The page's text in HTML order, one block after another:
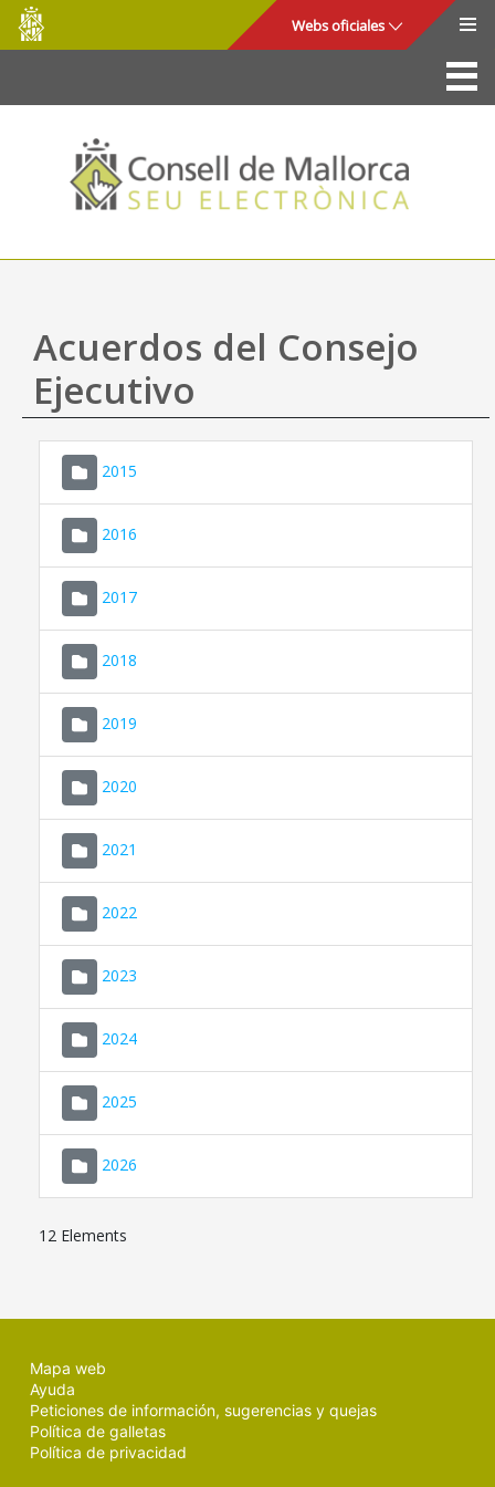
Saltar al contenido principal
Consell
de
Mallorca
Webs oficiales
La Sede
Consejo de Mallorca
Acceso y seguridad
Utilidades
Mapa web
Ayuda
Acuerdos del Consejo
Ejecutivo
2015
2016
2017
2018
2019
2020
2021
2022
2023
2024
2025
2026
12 Elements
Mapa web
Ayuda
Peticiones de información, sugerencias y quejas
Política de galletas
Política de privacidad